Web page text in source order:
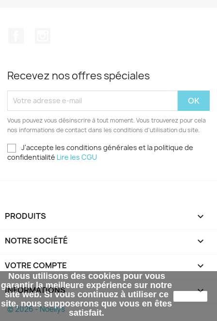
Recevez nos offres spéciales
Vous pouvez vous désinscrire à tout moment. Vous trouverez pour cela
nos informations de contact dans les conditions d'utilisation du site.
J'accepte les conditions générales et la politique de
confidentialité Lire les CGU
PRODUITS 
NOTRE SOCIÉTÉ 
VOTRE COMPTE 
INFORMATIONS keyboard_arrow_down
Nous utilisons des cookies pour vous
garantir la meilleure expérience sur notre
site web. Si vous continuez à utiliser ce
site, nous supposerons que vous en êtes
satisfait.
© 2026 - Noellys